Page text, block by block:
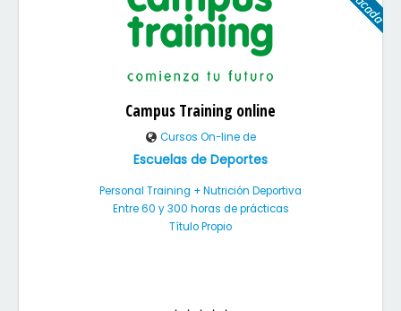
Campus Training online
Cursos On-line de
Escuelas de Deportes
Personal Training + Nutrición Deportiva
Entre 60 y 300 horas de prácticas
Título Propio